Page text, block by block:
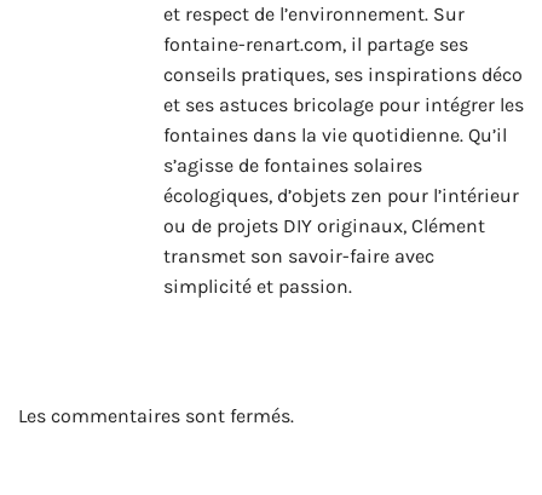
et respect de l’environnement. Sur
fontaine-renart.com, il partage ses
conseils pratiques, ses inspirations déco
et ses astuces bricolage pour intégrer les
fontaines dans la vie quotidienne. Qu’il
s’agisse de fontaines solaires
écologiques, d’objets zen pour l’intérieur
ou de projets DIY originaux, Clément
transmet son savoir-faire avec
simplicité et passion.
Les commentaires sont fermés.